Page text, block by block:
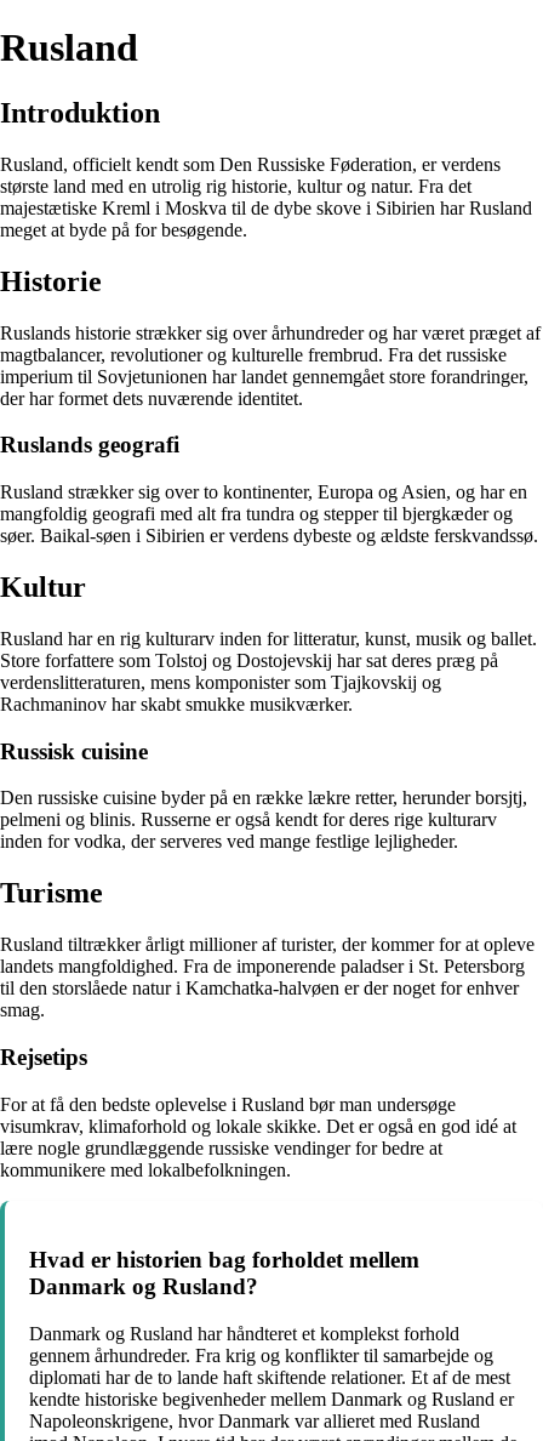
Rusland
Introduktion
Rusland, officielt kendt som Den Russiske Føderation, er verdens
største land med en utrolig rig historie, kultur og natur. Fra det
majestætiske Kreml i Moskva til de dybe skove i Sibirien har Rusland
meget at byde på for besøgende.
Historie
Ruslands historie strækker sig over århundreder og har været præget af
magtbalancer, revolutioner og kulturelle frembrud. Fra det russiske
imperium til Sovjetunionen har landet gennemgået store forandringer,
der har formet dets nuværende identitet.
Ruslands geografi
Rusland strækker sig over to kontinenter, Europa og Asien, og har en
mangfoldig geografi med alt fra tundra og stepper til bjergkæder og
søer. Baikal-søen i Sibirien er verdens dybeste og ældste ferskvandssø.
Kultur
Rusland har en rig kulturarv inden for litteratur, kunst, musik og ballet.
Store forfattere som Tolstoj og Dostojevskij har sat deres præg på
verdenslitteraturen, mens komponister som Tjajkovskij og
Rachmaninov har skabt smukke musikværker.
Russisk cuisine
Den russiske cuisine byder på en række lækre retter, herunder borsjtj,
pelmeni og blinis. Russerne er også kendt for deres rige kulturarv
inden for vodka, der serveres ved mange festlige lejligheder.
Turisme
Rusland tiltrækker årligt millioner af turister, der kommer for at opleve
landets mangfoldighed. Fra de imponerende paladser i St. Petersborg
til den storslåede natur i Kamchatka-halvøen er der noget for enhver
smag.
Rejsetips
For at få den bedste oplevelse i Rusland bør man undersøge
visumkrav, klimaforhold og lokale skikke. Det er også en god idé at
lære nogle grundlæggende russiske vendinger for bedre at
kommunikere med lokalbefolkningen.
Hvad er historien bag forholdet mellem
Danmark og Rusland?
Danmark og Rusland har håndteret et komplekst forhold
gennem århundreder. Fra krig og konflikter til samarbejde og
diplomati har de to lande haft skiftende relationer. Et af de mest
kendte historiske begivenheder mellem Danmark og Rusland er
Napoleonskrigene, hvor Danmark var allieret med Rusland